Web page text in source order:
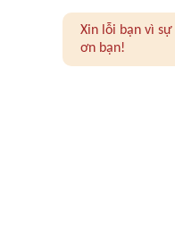
Xin lỗi bạn vì
ơn bạn!